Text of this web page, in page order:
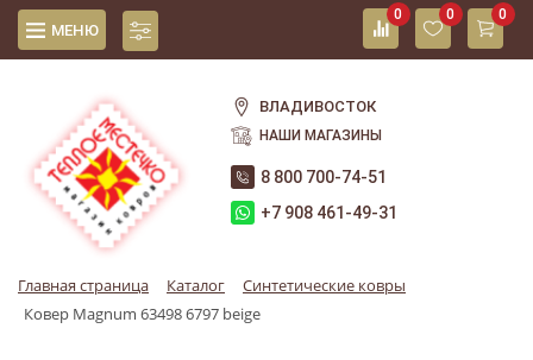
МЕНЮ
0 0 0
ВЛАДИВОСТОК
НАШИ МАГАЗИНЫ
8 800 700-74-51
+7 908 461-49-31
Главная страница Каталог
Синтетические ковры
Ковер Magnum 63498 6797 beige